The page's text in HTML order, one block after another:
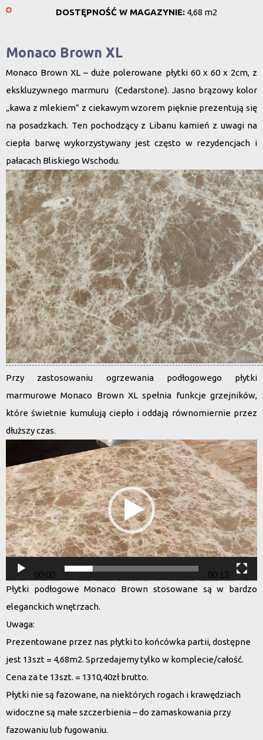
DOSTĘPNOŚĆ W MAGAZYNIE: 4,68 m2
Monaco Brown XL
Monaco Brown XL – duże polerowane płytki 60 x 60 x 2cm, z
ekskluzywnego marmuru (Cedarstone). Jasno brązowy kolor
„kawa z mlekiem” z ciekawym wzorem pięknie prezentują się
na posadzkach. Ten pochodzący z Libanu kamień z uwagi na
ciepła barwę wykorzystywany jest często w rezydencjach i
pałacach Bliskiego Wschodu.
Przy zastosowaniu ogrzewania podłogowego płytki
marmurowe Monaco Brown XL spełnia funkcje grzejników,
które świetnie kumulują ciepło i oddają równomiernie przez
dłuższy czas.
video
00:00
00:13
Płytki podłogowe Monaco Brown stosowane są w bardzo
eleganckich wnętrzach.
Uwaga:
Prezentowane przez nas płytki to końcówka partii, dostępne
jest 13szt = 4,68m2. Sprzedajemy tylko w komplecie/całość.
Cena za te 13szt. = 1310,40zł brutto.
Płytki nie są fazowane, na niektórych rogach i krawędziach
widoczne są małe szczerbienia – do zamaskowania przy
fazowaniu lub fugowaniu.